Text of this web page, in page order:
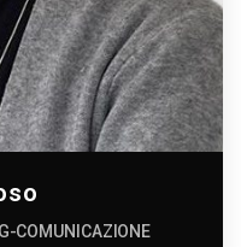
COMUNICAZIONE